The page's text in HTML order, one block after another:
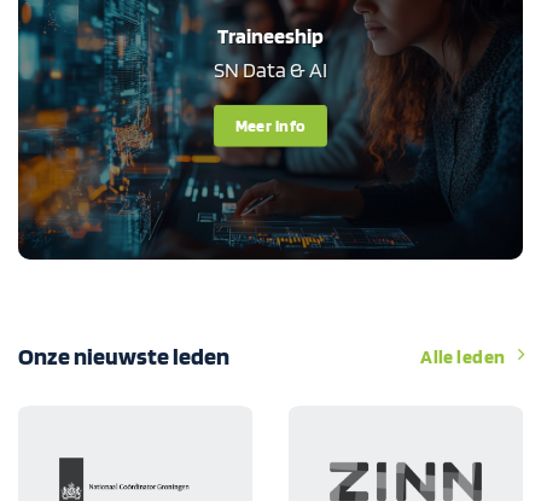
Traineeship
SN Data & AI
Meer info
Onze nieuwste leden Alle leden